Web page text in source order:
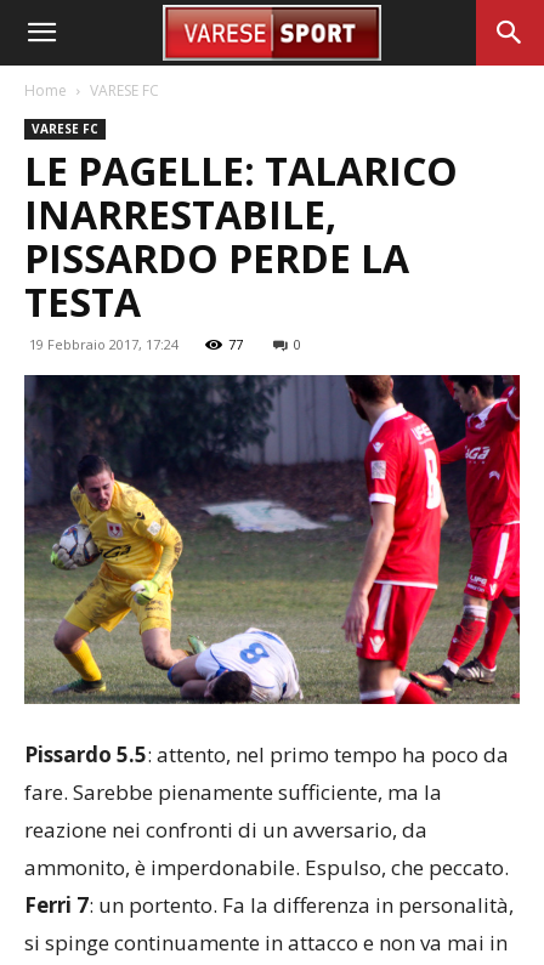
Home VARESE FC
VARESE FC
LE PAGELLE: TALARICO
INARRESTABILE,
PISSARDO PERDE LA
TESTA
19 Febbraio 2017, 17:24 77 0
Pissardo 5.5: attento, nel primo tempo ha poco da
fare. Sarebbe pienamente sufficiente, ma la
reazione nei confronti di un avversario, da
ammonito, è imperdonabile. Espulso, che peccato.
Ferri 7: un portento. Fa la differenza in personalità,
si spinge continuamente in attacco e non va mai in